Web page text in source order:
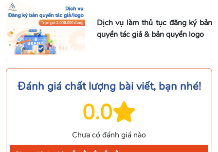
Dịch vụ làm thủ tục đăng ký bản
quyền tác giả & bản quyền logo
Đánh giá chất lượng bài viết, bạn nhé!
0.0
Chưa có đánh giá nào